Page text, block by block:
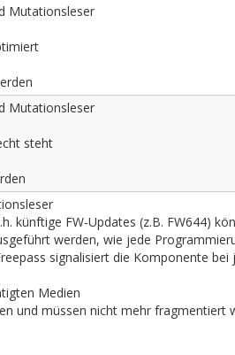
Mutationsleser
Mutationsleser
steht
künftige FW-Updates (z.B. FW644)
werden, wie jede
signalisiert die Komponente
Medien
und müssen nicht mehr fragmentiert